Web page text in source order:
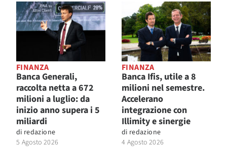
FINANZA
Banca Generali,
raccolta netta a 672
milioni a luglio: da
inizio anno supera i 5
miliardi
di redazione
5 Agosto 2026
FINANZA
Banca Ifis, utile a 8
milioni nel semestre.
Accelerano
integrazione con
Illimity e sinergie
di redazione
4 Agosto 2026